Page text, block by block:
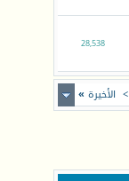
28,538
> الأخيرة »